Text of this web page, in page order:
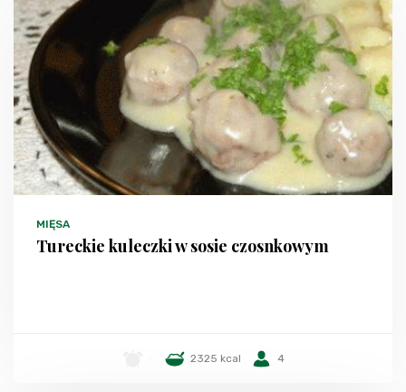
MIĘSA
Tureckie kuleczki w sosie czosnkowym
2325 kcal 4